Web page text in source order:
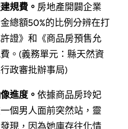
規費。 房地產開闢企業
總額50%的比例分辨在打
證》和《商品房預售允
。(義務單元：縣天然資
政審批辦事局)
進度。 依據商品房玲妃
個男人面前突然站，靈
現，因為她庫存往化情